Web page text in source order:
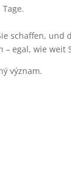
schaffen, und
– egal, wie weit
význam.